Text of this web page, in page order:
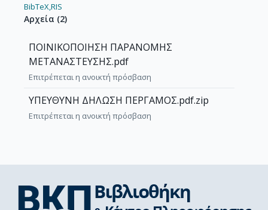
BibTeX,RIS
Αρχεία (2)
ΠΟΙΝΙΚΟΠΟΙΗΣΗ ΠΑΡΑΝΟΜΗΣ
ΜΕΤΑΝΑΣΤΕΥΣΗΣ.pdf
Επιτρέπεται η ανοικτή πρόσβαση
ΥΠΕΥΘΥΝΗ ΔΗΛΩΣΗ ΠΕΡΓΑΜΟΣ.pdf.zip
Επιτρέπεται η ανοικτή πρόσβαση